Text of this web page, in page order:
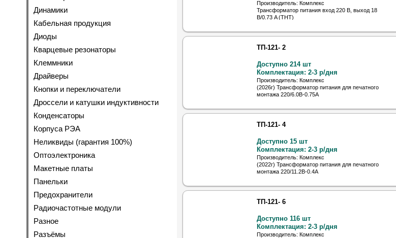
Производитель: Комплекс
Трансформатор питания вход 220 В, выход 18
В/0.73 A (ТНТ)
ТП-121- 2
Доступно 214 шт
Комплектация: 2-3 р/дня
Производитель: Комплекс
(2026г) Трансформатор питания для печатного
монтажа 220/6.0В-0.75А
ТП-121- 4
Доступно 15 шт
Комплектация: 2-3 р/дня
Производитель: Комплекс
(2022г) Трансформатор питания для печатного
монтажа 220/11.2В-0.4А
ТП-121- 6
Доступно 116 шт
Комплектация: 2-3 р/дня
Производитель: Комплекс
Динамики
Кабельная продукция
Диоды
Кварцевые резонаторы
Клеммники
Драйверы
Кнопки и переключатели
Дроссели и катушки индуктивности
Конденсаторы
Корпуса РЭА
Неликвиды (гарантия 100%)
Оптоэлектроника
Макетные платы
Панельки
Предохранители
Радиочастотные модули
Разное
Разъёмы